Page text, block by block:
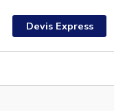
Devis Express